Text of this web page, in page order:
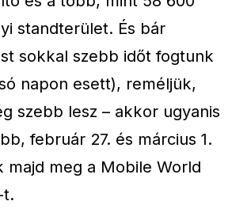
standterület. És bár
sokkal szebb időt fogtunk
napon esett), reméljük,
szebb lesz – akkor ugyanis
február 27. és március 1.
majd meg a Mobile World
t.